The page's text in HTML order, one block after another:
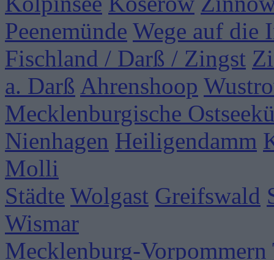
Peenemünde Wege auf die
Fischland / Darß / Zingst
a. Darß Ahrenshoop
Mecklenburgische
Nienhagen Heiligendamm
Molli
Städte Wolgast Greifswald
Wismar
Mecklenburg-Vorpommern